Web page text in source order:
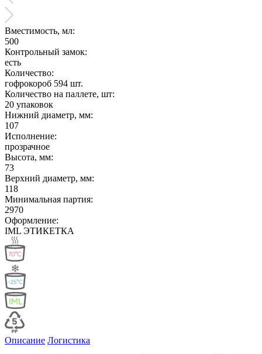
Вместимость, мл:
500
Контрольный замок:
есть
Количество:
гофрокороб 594 шт.
Количество на паллете, шт:
20 упаковок
Нижний диаметр, мм:
107
Исполнение:
прозрачное
Высота, мм:
73
Верхний диаметр, мм:
118
Минимальная партия:
2970
Оформление:
IML ЭТИКЕТКА
Описание Логистика